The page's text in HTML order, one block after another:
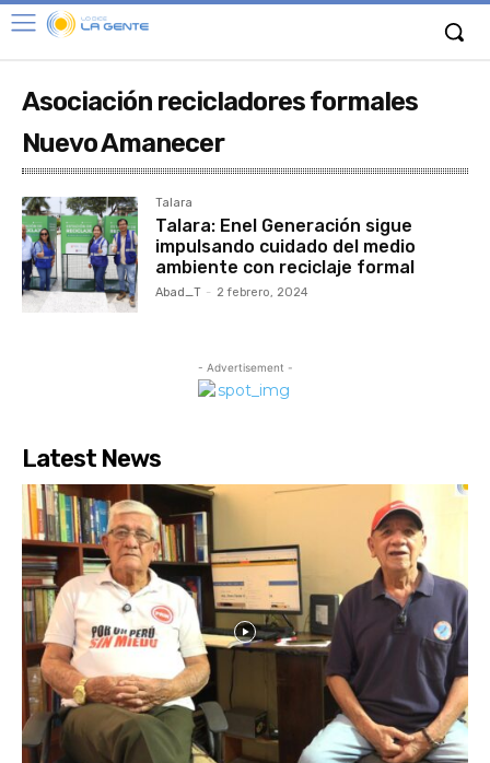
Asociación recicladores formales
Nuevo Amanecer
Talara
Talara: Enel Generación sigue
impulsando cuidado del medio
ambiente con reciclaje formal
Abad_T - 2 febrero, 2024
- Advertisement -
Latest News